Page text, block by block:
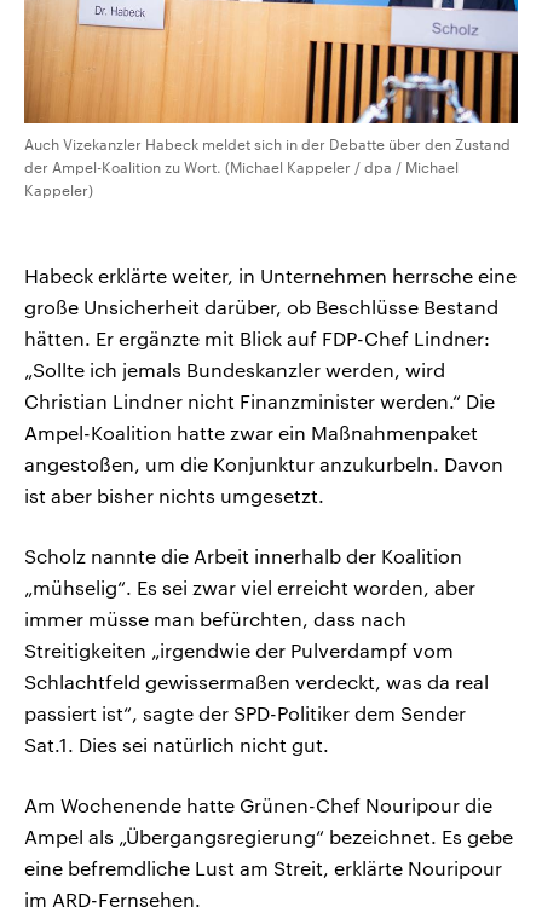
Auch Vizekanzler Habeck meldet sich in der Debatte über den Zustand
der Ampel-Koalition zu Wort. (Michael Kappeler / dpa / Michael
Kappeler)
Habeck erklärte weiter, in Unternehmen herrsche eine
große Unsicherheit darüber, ob Beschlüsse Bestand
hätten. Er ergänzte mit Blick auf FDP-Chef Lindner:
„Sollte ich jemals Bundeskanzler werden, wird
Christian Lindner nicht Finanzminister werden.“ Die
Ampel-Koalition hatte zwar ein Maßnahmenpaket
angestoßen, um die Konjunktur anzukurbeln. Davon
ist aber bisher nichts umgesetzt.
Scholz nannte die Arbeit innerhalb der Koalition
„mühselig“. Es sei zwar viel erreicht worden, aber
immer müsse man befürchten, dass nach
Streitigkeiten „irgendwie der Pulverdampf vom
Schlachtfeld gewissermaßen verdeckt, was da real
passiert ist“, sagte der SPD-Politiker dem Sender
Sat.1. Dies sei natürlich nicht gut.
Am Wochenende hatte Grünen-Chef Nouripour die
Ampel als „Übergangsregierung“ bezeichnet. Es gebe
eine befremdliche Lust am Streit, erklärte Nouripour
im ARD-Fernsehen.